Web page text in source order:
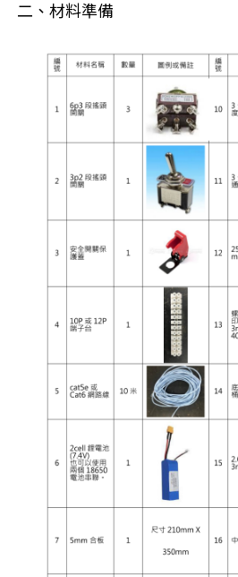
二、材料準備